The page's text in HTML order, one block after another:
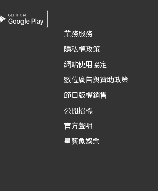
業務服務
隱私權政策
網站使用協定
數位廣告與贊助政策
節目版權銷售
公開招標
官方聲明
星藝象娛樂